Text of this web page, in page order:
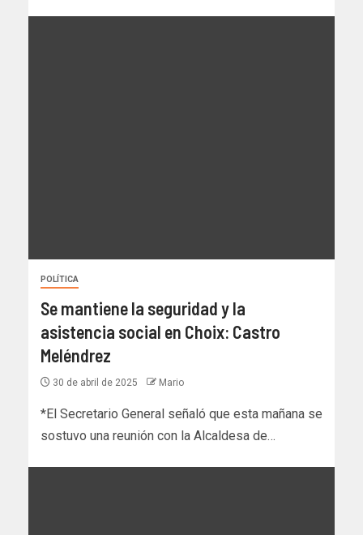
POLÍTICA
Se mantiene la seguridad y la
asistencia social en Choix: Castro
Meléndrez
30 de abril de 2025 Mario
*El Secretario General señaló que esta mañana se
sostuvo una reunión con la Alcaldesa de…